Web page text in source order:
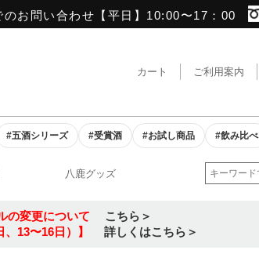
のお問い合わせ【平日】10:00〜17：00
カート ご利用案内
#五酒シリーズ #受賞酒 #お試し商品 #飲み比べ
八鹿グッズ
の変更について
こちら＞
13〜16日）】
詳しくはこちら＞